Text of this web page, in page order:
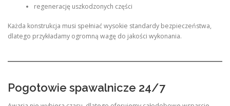
regenerację uszkodzonych części
Każda konstrukcja musi spełniać wysokie standardy bezpieczeństwa,
dlatego przykładamy ogromną wagę do jakości wykonania.
Pogotowie spawalnicze 24/7